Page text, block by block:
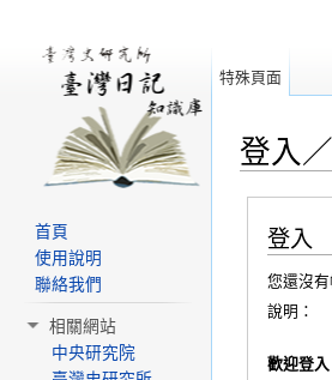
登入
登入
您還沒有
說明：
歡迎登入
特殊頁面
首頁
使用說明
聯絡我們
相關網站
中央研究院